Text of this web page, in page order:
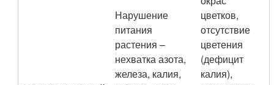
Нарушение
питания
растения –
нехватка азота,
железа, калия,
цветков,
отсутствие
цветения
(дефицит
калия),